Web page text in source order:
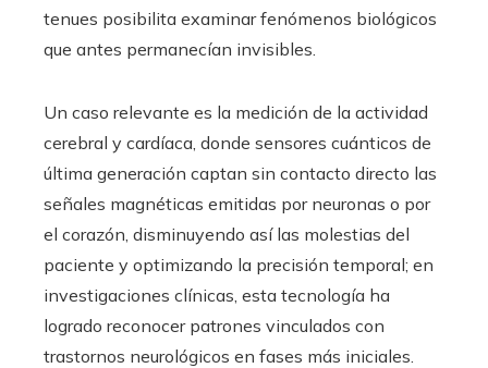
tenues posibilita examinar fenómenos biológicos
que antes permanecían invisibles.
Un caso relevante es la medición de la actividad
cerebral y cardíaca, donde sensores cuánticos de
última generación captan sin contacto directo las
señales magnéticas emitidas por neuronas o por
el corazón, disminuyendo así las molestias del
paciente y optimizando la precisión temporal; en
investigaciones clínicas, esta tecnología ha
logrado reconocer patrones vinculados con
trastornos neurológicos en fases más iniciales.